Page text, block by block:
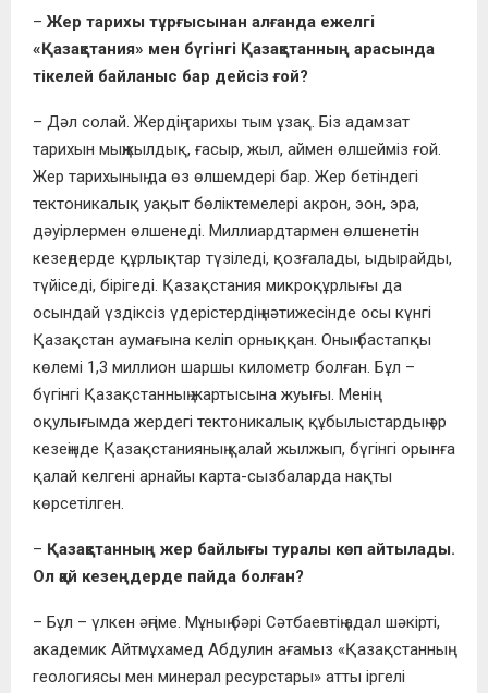
–Жер тарихы тұрғысынан алғанда ежелгі
«Қазақстания» мен бүгінгі Қазақстанның арасында
тікелей байланыс бар дейсіз ғой?
– Дәл солай. Жердің тарихы тым ұзақ. Біз адамзат
тарихын мыңжылдық, ғасыр, жыл, аймен өлшейміз ғой.
Жер тарихының да өз өлшемдері бар. Жер бетіндегі
тектоникалық уақыт бөліктемелері акрон, эон, эра,
дәуірлермен өлшенеді. Миллиардтармен өлшенетін
кезеңдерде құрлықтар түзіледі, қозғалады, ыдырайды,
түйіседі, бірігеді. Қазақстания микроқұрлығы да
осындай үздіксіз үдерістердің нәтижесінде осы күнгі
Қазақстан аумағына келіп орныққан. Оның бастапқы
көлемі 1,3 миллион шаршы километр болған. Бұл –
бүгінгі Қазақстанның жартысына жуығы. Менің
оқулығымда жердегі тектоникалық құбылыстардың әр
кезеңінде Қазақстанияның қалай жылжып, бүгінгі орынға
қалай келгені арнайы карта-сызбаларда нақты
көрсетілген.
– Қазақстанның жер байлығы туралы көп айтылады.
Ол қай кезеңдерде пайда болған?
– Бұл – үлкен әңгіме. Мұның бәрі Сәтбаевтің адал шәкірті,
академик Айтмұхамед Абдулин ағамыз «Қазақстанның
геологиясы мен минерал ресурстары» атты іргелі